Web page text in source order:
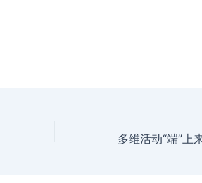
多维活动“端”上